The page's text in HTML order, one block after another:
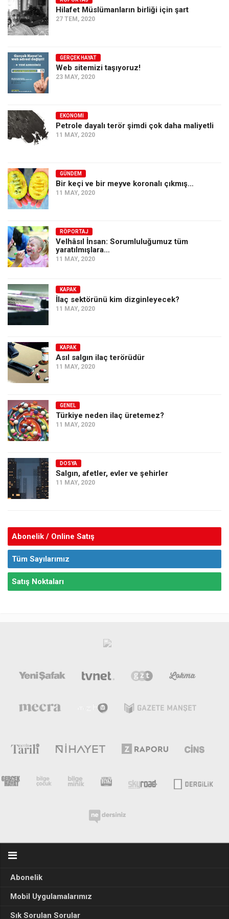
Ekonomi
Spor
Sağlık
Gıda-Beslenme
Türkiye
Siyaset
Dünya
Asya
Amerika
Avustralya
Tarih
Düşünce
Dosyalar
Hilafet Müslümanların birliği için şart
27 TEM, 2020
GERÇEK HAYAT
Web sitemizi taşıyoruz!
23 MAY, 2020
EKONOMI
Petrole dayalı terör şimdi çok daha maliyetli
11 MAY, 2020
GÜNDEM
Bir keçi ve bir meyve koronalı çıkmış…
11 MAY, 2020
RÖPORTAJ
Velhâsıl İnsan: Sorumluluğumuz tüm
yaratılmışlara…
11 MAY, 2020
KAPAK
İlaç sektörünü kim dizginleyecek?
11 MAY, 2020
KAPAK
Asıl salgın ilaç terörüdür
11 MAY, 2020
GENEL
Türkiye neden ilaç üretemez?
11 MAY, 2020
DOSYA
Salgın, afetler, evler ve şehirler
11 MAY, 2020
Abonelik / Online Satış
Tüm Sayılarımız
Satış Noktaları
Abonelik
Mobil Uygulamalarımız
Sık Sorulan Sorular